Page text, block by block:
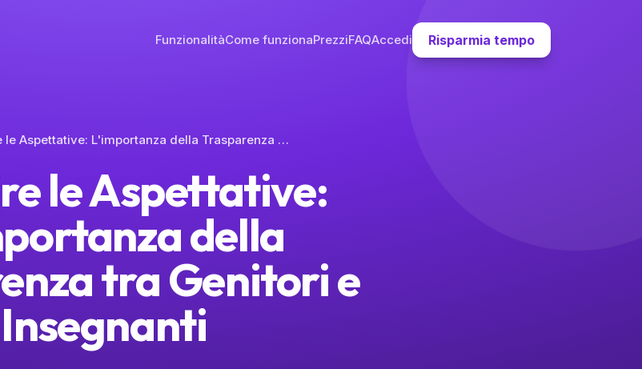
FunzionalitàCome funzionaPrezziFAQAccedi Risparmia tempo
Chiarire le Aspettative: L'importanza della Trasparenza tra Genitori e Insegnanti
le Aspettative:
della
tra Genitori e
Insegnanti